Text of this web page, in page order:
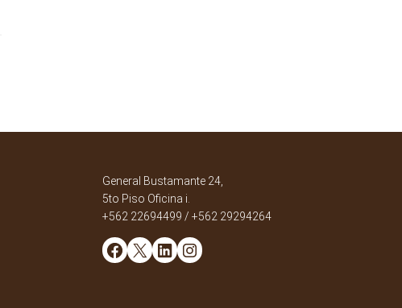
General Bustamante 24,
5to Piso Oficina i.
+562 22694499 / +562 29294264